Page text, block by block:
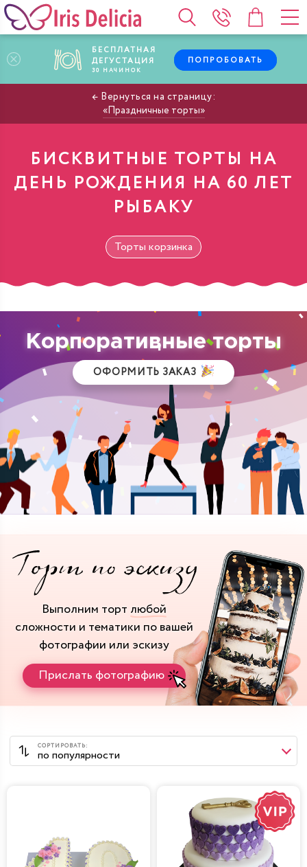
БЕСПЛАТНАЯ
ДЕГУСТАЦИЯ
30 НАЧИНОК
ПОПРОБОВАТЬ
Праздничные торты
БИСКВИТНЫЕ ТОРТЫ НА
ДЕНЬ РОЖДЕНИЯ НА 60 ЛЕТ
РЫБАКУ
Торты корзинка
Корпоративные торты
ОФОРМИТЬ ЗАКАЗ
Выполним торт любой
сложности и тематики по вашей
фотографии или эскизу
Прислать фотографию